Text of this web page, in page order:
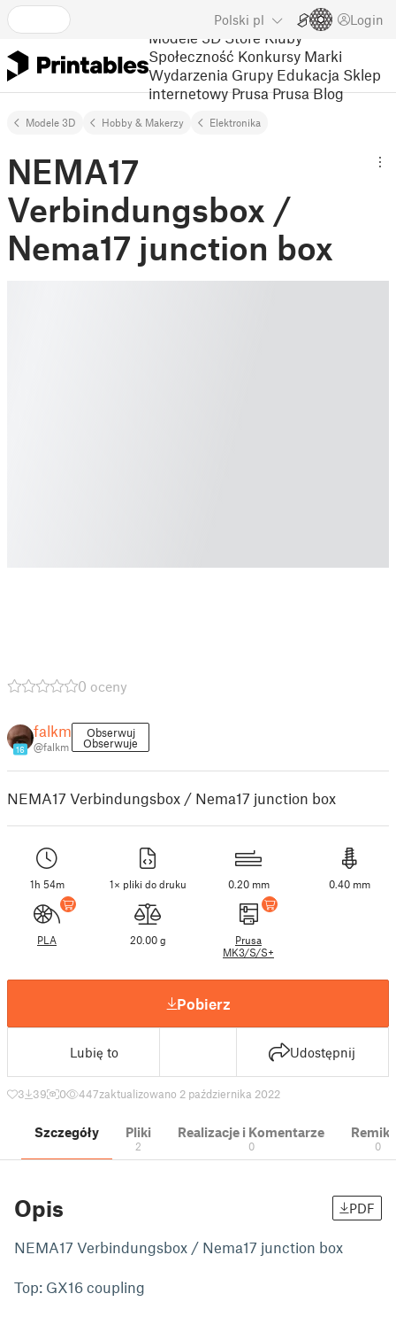
Polski pl Login
Modele 3D Store Kluby
Społeczność Konkursy Marki
Wydarzenia Grupy Edukacja Sklep
internetowy Prusa Prusa Blog
Modele 3D Hobby & Makerzy Elektronika
NEMA17
Verbindungsbox /
Nema17 junction box
0 oceny
16
falkm
@falkm
Obserwuj
Obserwuje
NEMA17 Verbindungsbox / Nema17 junction box
1h 54m 1× pliki do druku 0.20 mm 0.40 mm
PLA 20.00 g
Prusa
MK3/S/S+
Pobierz
Lubię to Udostępnij
3 39 0 447zaktualizowano 2 października 2022
Szczegóły Pliki
2
Realizacje i Komentarze
0 0
Opis PDF
NEMA17 Verbindungsbox / Nema17 junction box
Top: GX16 coupling